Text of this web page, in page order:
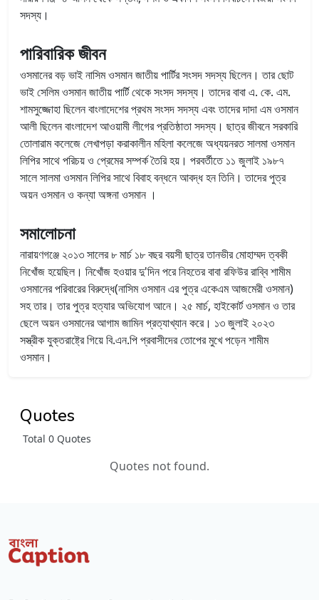
সদস্য।
পারিবারিক জীবন
ওসমানের বড় ভাই নাসিম ওসমান জাতীয় পার্টির সংসদ সদস্য ছিলেন। তার ছোট
ভাই সেলিম ওসমান জাতীয় পার্টি থেকে সংসদ সদস্য। তাদের বাবা এ. কে. এম.
শামসুজ্জোহা ছিলেন বাংলাদেশের প্রথম সংসদ সদস্য এবং তাদের দাদা এম ওসমান
আলী ছিলেন বাংলাদেশ আওয়ামী লীগের প্রতিষ্ঠাতা সদস্য। ছাত্র জীবনে সরকারি
তোলারাম কলেজে লেখাপড়া করাকালীন মহিলা কলেজে অধ্যয়নরত সালমা ওসমান
লিপির সাথে পরিচয় ও প্রেমের সম্পর্ক তৈরি হয়। পরবর্তীতে ১১ জুলাই ১৯৮৭
সালে সালমা ওসমান লিপির সাথে বিবাহ বন্ধনে আবদ্ধ হন তিনি। তাদের পুত্র
অয়ন ওসমান ও কন্যা অঙ্গনা ওসমান ।
সমালোচনা
নারায়ণগঞ্জে ২০১৩ সালের ৮ মার্চ ১৮ বছর বয়সী ছাত্র তানভীর মোহাম্মদ ত্বকী
নিখোঁজ হয়েছিল। নিখোঁজ হওয়ার দু'দিন পরে নিহতের বাবা রফিউর রাব্বি শামীম
ওসমানের পরিবারের বিরুদ্ধে(নাসিম ওসমান এর পুত্র একেএম আজমেরী ওসমান)
সহ তার। তার পুত্র হত্যার অভিযোগ আনে। ২৫ মার্চ, হাইকোর্ট ওসমান ও তার
ছেলে অয়ন ওসমানের আগাম জামিন প্রত্যাখ্যান করে। ১৩ জুলাই ২০২৩
সস্ত্রীক যুক্তরাষ্ট্রে গিয়ে বি.এন.পি প্রবাসীদের তোপের মুখে পড়েন শামীম
ওসমান।
Quotes
Total 0 Quotes
Quotes not found.